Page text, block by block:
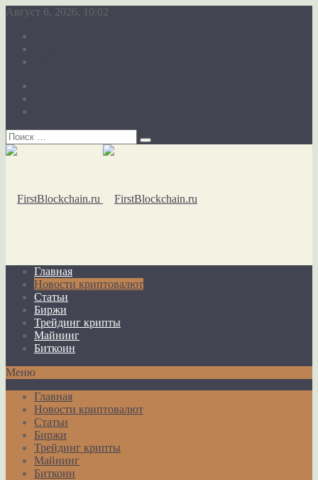
Август 6, 2026, 10:02
Главная
Новости криптовалют
Статьи
Биржи
Трейдинг крипты
Майнинг
Биткоин
Меню
Главная
Новости криптовалют
Статьи
Биржи
Трейдинг крипты
Майнинг
Биткоин